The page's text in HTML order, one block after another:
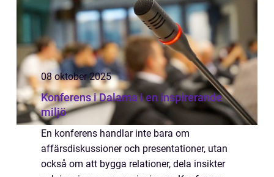
08 oktober 2025
Konferens i Dalarna i en inspirerande
miljö
En konferens handlar inte bara om
affärsdiskussioner och presentationer, utan
också om att bygga relationer, dela insikter